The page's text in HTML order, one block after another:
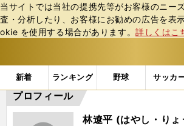
当サイトでは当社の提携先等がお客様のニー
査・分析したり、お客様にお勧めの広告を表
okie を使⽤する場合があります。詳しくはこ
新着 ランキング 野球 サッカ
b
ス
ポ
ル
「#林遼平」の最新ニュース・ 情報
プロフィール
林遼平 (はやし・りょ